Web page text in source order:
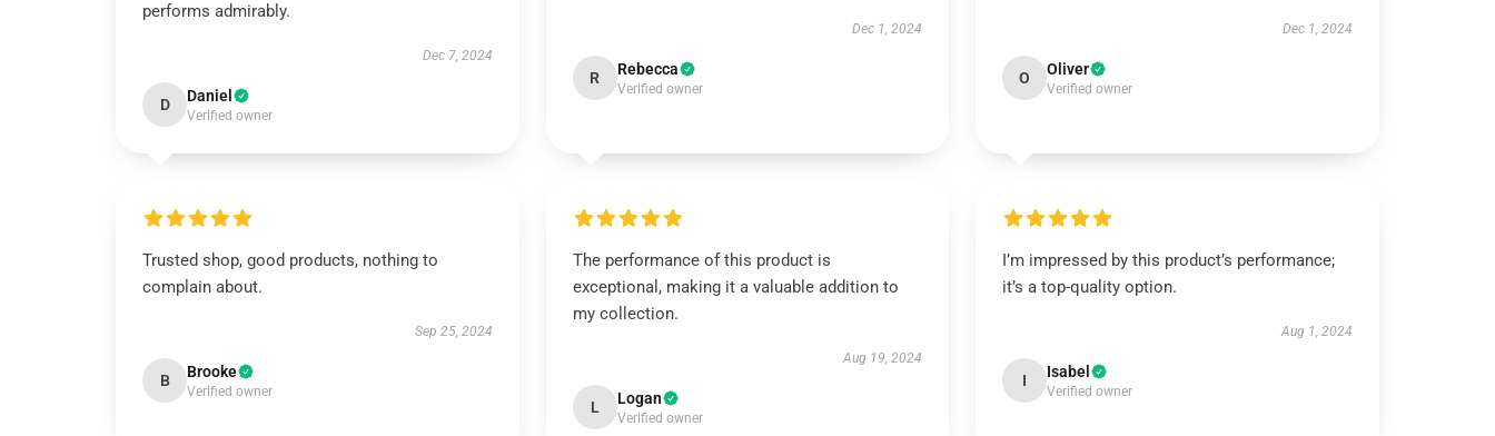
performs admirably.
Dec 7, 2024
D Daniel
Verified owner
Dec 1, 2024
R Rebecca
Verified owner
Dec 1, 2024
O Oliver
Verified owner
Trusted shop, good products, nothing to
complain about.
Sep 25, 2024
B Brooke
Verified owner
The performance of this product is
exceptional, making it a valuable addition to
my collection.
Aug 19, 2024
L Logan
Verified owner
I’m impressed by this product’s performance;
it’s a top-quality option.
Aug 1, 2024
I Isabel
Verified owner